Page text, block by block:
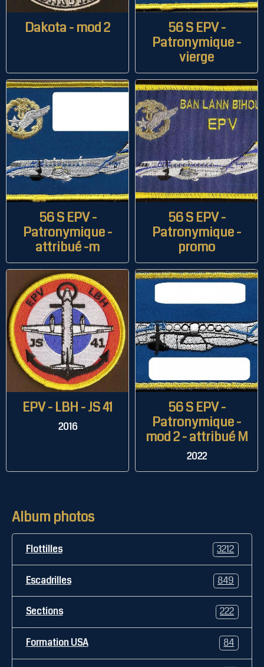
Dakota - mod 2
56 S EPV -
Patronymique -
vierge
56 S EPV -
Patronymique -
attribué -m
56 S EPV -
Patronymique -
promo
EPV - LBH - JS 41
2016
56 S EPV -
Patronymique -
mod 2 - attribué M
2022
Album photos
Flottilles 3212
Escadrilles 849
Sections 222
Formation USA 84